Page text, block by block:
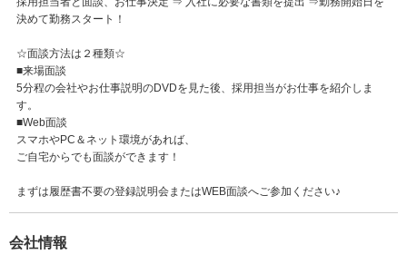
決めて勤務スタート！
☆面談方法は２種類☆
■来場面談
5分程の会社やお仕事説明のDVDを見た後、採用担当がお仕事を紹介しま
す。
■Web面談
スマホやPC＆ネット環境があれば、
ご自宅からでも面談ができます！
まずは履歴書不要の登録説明会またはWEB面談へご参加ください♪
会社情報